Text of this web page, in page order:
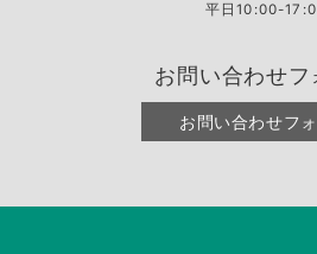
平日10:00-
お問い合わせフ
お問い合わせフ